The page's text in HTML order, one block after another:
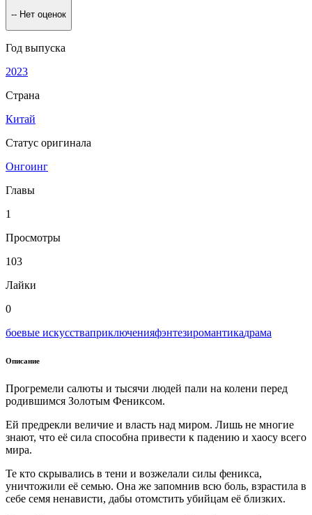
-- Нет оценок
Год выпуска
2023
Страна
Китай
Статус оригинала
Онгоинг
Главы
1
Просмотры
103
Лайки
0
боевые искусстваприключенияфэнтезиромантикадрама
Описание
Прогремели салюты и тысячи людей пали на колени перед
родившимся Золотым Фениксом.
Ей предрекли величие и власть над миром. Лишь не многие
знают, что её сила способна привести к падению и хаосу всего
мира.
Те кто скрывались в тени и возжелали силы феникса,
уничтожили её семью. Она же запомнив всю боль, взрастила в
себе семя ненависти, дабы отомстить убийцам её близких.